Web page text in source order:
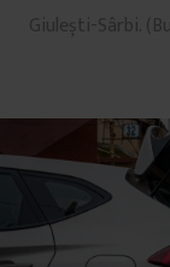
Giulești-Sârbi.